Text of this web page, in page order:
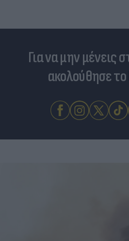
Για να μην μένεις
ακολούθησε